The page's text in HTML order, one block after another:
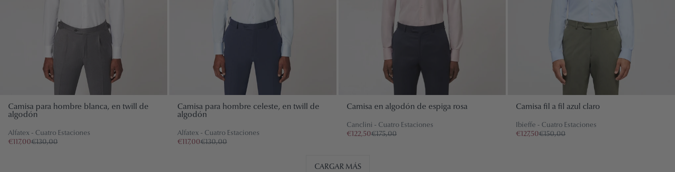
Camisa para hombre blanca, en twill de
algodón
Alfatex - Cuatro Estaciones
€117,00€130,00
Camisa para hombre celeste, en twill de
algodón
Alfatex - Cuatro Estaciones
€117,00€130,00
Camisa en algodón de espiga rosa
Canclini - Cuatro Estaciones
€122,50€175,00
Camisa fil a fil azul claro
Ibieffe - Cuatro Estaciones
€127,50€150,00
CARGAR MÁS